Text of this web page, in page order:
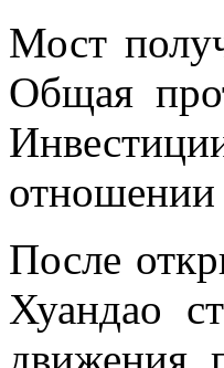
Мост
Общая
отношении
После
Хуандао
движения